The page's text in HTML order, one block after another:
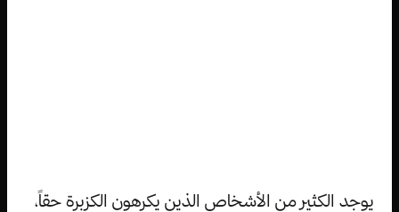
يوجد الكثير من الأشخاص الذين يكرهون الكزبرة حقاً،